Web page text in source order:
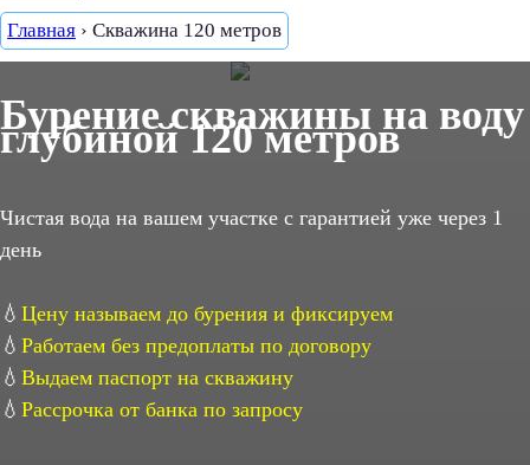
Главная › Скважина 120 метров
Бурение скважины на воду
глубиной 120 метров
Чистая вода на вашем участке с гарантией уже через 1
день
💧 Цену называем до бурения и фиксируем
💧 Работаем без предоплаты по договору
💧 Выдаем паспорт на скважину
💧 Рассрочка от банка по запросу